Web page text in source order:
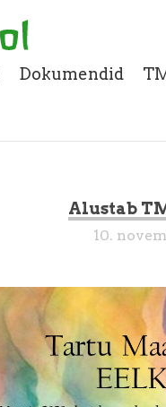
Dokumendid
Alustab
10.